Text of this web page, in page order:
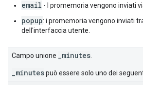
email - I promemoria vengono inviati
popup: i promemoria vengono inviati
dell'interfaccia utente.
Campo unione _minutes
_minutespuò essere solo uno dei